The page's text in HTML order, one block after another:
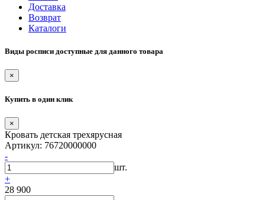
Доставка
Возврат
Каталоги
Виды росписи доступные для данного товара
×
Купить в один клик
×
Кровать детская трехярусная
Артикул: 76720000000
-
шт.
+
28 900